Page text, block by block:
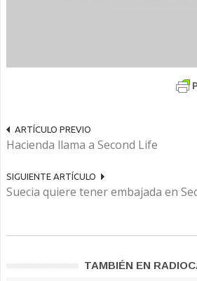
ARTÍCULO PREVIO
Hacienda llama a Second Life
SIGUIENTE ARTÍCULO
Suecia quiere tener embajada en
TAMBIÉN EN